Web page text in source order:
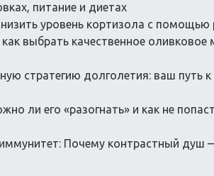
питание и диетах
уровень кортизола с помощью
выбрать качественное оливковое
стратегию долголетия: ваш путь
ли его «разогнать» и как не
Почему контрастный душ